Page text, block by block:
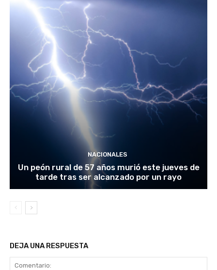
NACIONALES
Un peón rural de 57 años murió este jueves de
tarde tras ser alcanzado por un rayo
DEJA UNA RESPUESTA